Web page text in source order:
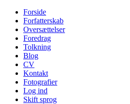
Forside
Forfatterskab
Oversættelser
Foredrag
Tolkning
Blog
CV
Kontakt
Fotografier
Log ind
Skift sprog